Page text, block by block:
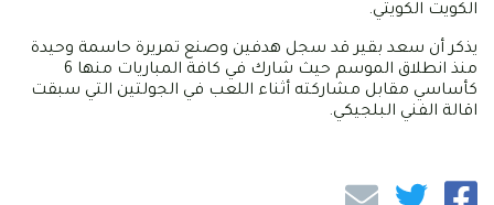
الكويت الكويتي.
يذكر أن سعد بقير قد سجل هدفين وصنع تمريرة حاسمة وحيدة
منذ انطلاق الموسم حيث شارك في كافة المباريات منها 6
كأساسي مقابل مشاركته أثناء اللعب في الجولتين التي سبقت
اقالة الفني البلجيكي.